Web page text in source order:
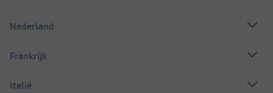
Nederland
Frankrijk
Italië